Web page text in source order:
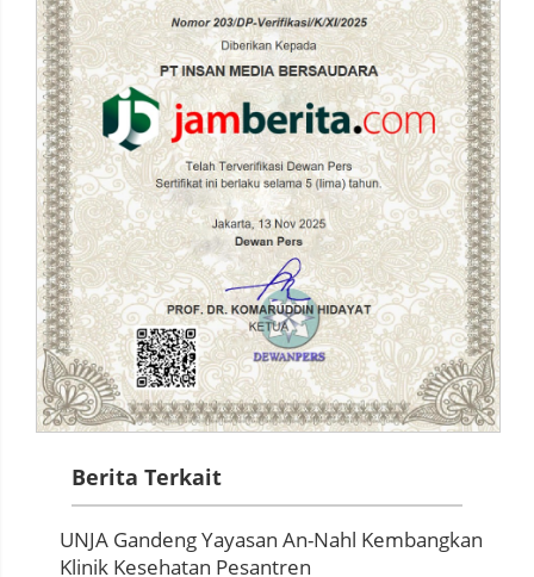
Berita Terkait
UNJA Gandeng Yayasan An-Nahl Kembangkan
Klinik Kesehatan Pesantren